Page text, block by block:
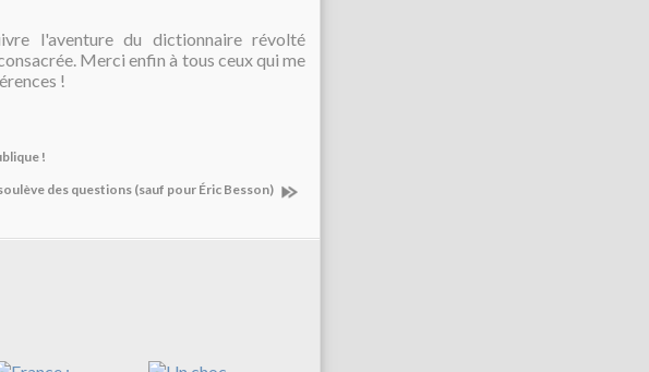
l'aventure du dictionnaire révolté
Merci enfin à tous ceux qui me
!
!
des questions (sauf pour Éric Besson)